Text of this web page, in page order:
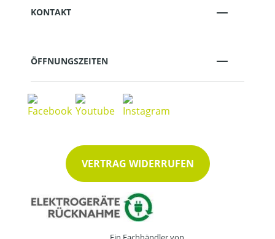
KONTAKT
ÖFFNUNGSZEITEN
VERTRAG WIDERRUFEN